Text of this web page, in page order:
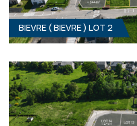
BIEVRE ( BIEVRE ) LOT 2